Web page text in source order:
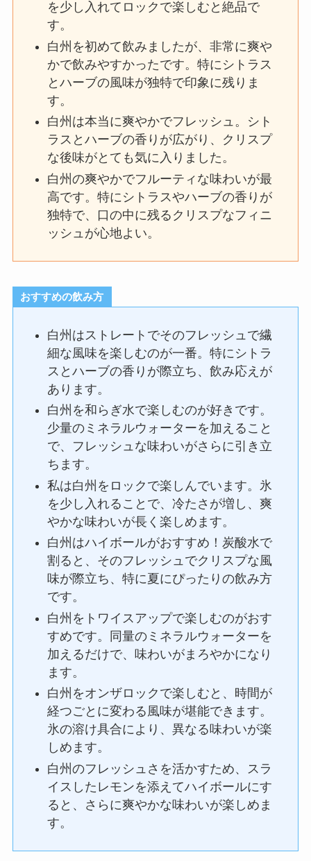
を少し入れてロックで楽しむと絶品で
す。
白州を初めて飲みましたが、非常に爽や
かで飲みやすかったです。特にシトラス
とハーブの風味が独特で印象に残りま
す。
白州は本当に爽やかでフレッシュ。シト
ラスとハーブの香りが広がり、クリスプ
な後味がとても気に入りました。
白州の爽やかでフルーティな味わいが最
高です。特にシトラスやハーブの香りが
独特で、口の中に残るクリスプなフィニ
ッシュが心地よい。
おすすめの飲み方
白州はストレートでそのフレッシュで繊
細な風味を楽しむのが一番。特にシトラ
スとハーブの香りが際立ち、飲み応えが
あります。
白州を和らぎ水で楽しむのが好きです。
少量のミネラルウォーターを加えること
で、フレッシュな味わいがさらに引き立
ちます。
私は白州をロックで楽しんでいます。氷
を少し入れることで、冷たさが増し、爽
やかな味わいが長く楽しめます。
白州はハイボールがおすすめ！炭酸水で
割ると、そのフレッシュでクリスプな風
味が際立ち、特に夏にぴったりの飲み方
です。
白州をトワイスアップで楽しむのがおす
すめです。同量のミネラルウォーターを
加えるだけで、味わいがまろやかになり
ます。
白州をオンザロックで楽しむと、時間が
経つごとに変わる風味が堪能できます。
氷の溶け具合により、異なる味わいが楽
しめます。
白州のフレッシュさを活かすため、スラ
イスしたレモンを添えてハイボールにす
ると、さらに爽やかな味わいが楽しめま
す。